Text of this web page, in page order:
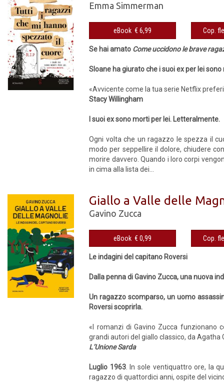
Emma Simmerman
eBook € 6,99
Se hai amato Come uccidono le brave
Sloane ha giurato che i suoi ex per lei
«Avvicente come la tua serie Netflix
Stacy Willingham
I suoi ex sono morti per lei. Letteralmente.
Ogni volta che un ragazzo le spezza il
modo per seppellire il dolore, chiudere
morire davvero. Quando i loro corpi
in cima alla lista dei...
Giallo a Valle delle
Gavino Zucca
eBook € 0,99
Le indagini del capitano Roversi
Dalla penna di Gavino Zucca, una nuova
Un ragazzo scomparso, un uomo
Roversi scoprirla.
«I romanzi di Gavino Zucca funzionano
grandi autori del giallo classico, da Agatha
L’Unione Sarda
Luglio 1963. In sole ventiquattro ore, la
ragazzo di quattordici anni, ospite del